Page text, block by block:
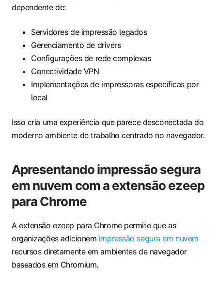
dependente de:
Servidores de impressão legados
Gerenciamento de drivers
Configurações de rede complexas
Conectividade VPN
Implementações de impressoras específicas por
local
Isso cria uma experiência que parece desconectada do
moderno ambiente de trabalho centrado no navegador.
Apresentando impressão segura
em nuvem com a extensão ezeep
para Chrome
A extensão ezeep para Chrome permite que as
organizações adicionem impressão segura em nuvem
recursos diretamente em ambientes de navegador
baseados em Chromium.